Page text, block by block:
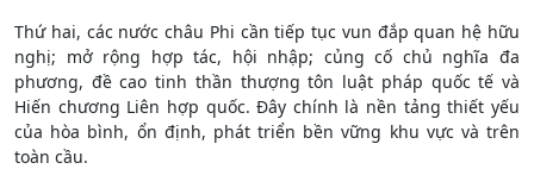
Thứ hai, các nước châu Phi cần tiếp tục vun đắp quan hệ hữu
nghị; mở rộng hợp tác, hội nhập; củng cố chủ nghĩa đa
phương, đề cao tinh thần thượng tôn luật pháp quốc tế và
Hiến chương Liên hợp quốc. Đây chính là nền tảng thiết yếu
của hòa bình, ổn định, phát triển bền vững khu vực và trên
toàn cầu.